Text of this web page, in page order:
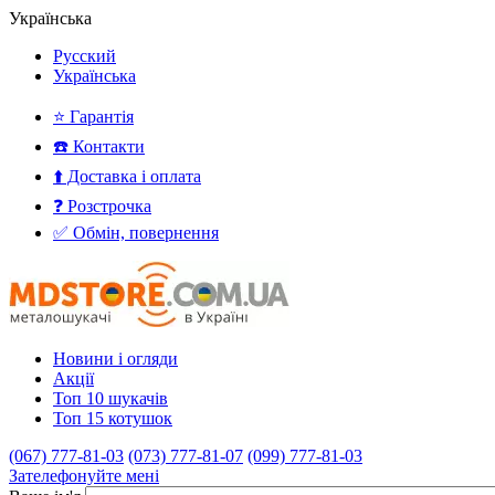
Українська
Русский
Українська
⭐ Гарантія
☎️ Контакти
⬆️ Доставка і оплата
❓ Розстрочка
✅ Обмін, повернення
Новини і огляди
Акції
Топ 10 шукачів
Топ 15 котушок
(067) 777-81-03 (073) 777-81-07 (099) 777-81-03
Зателефонуйте мені